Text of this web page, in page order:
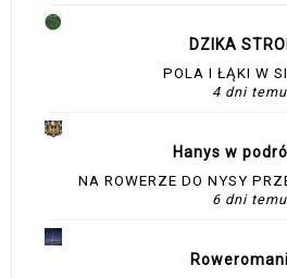
DZIKA
POLA I ŁĄKI W
4 dni temu
Hanys w
NA ROWERZE DO NYSY
6 dni temu